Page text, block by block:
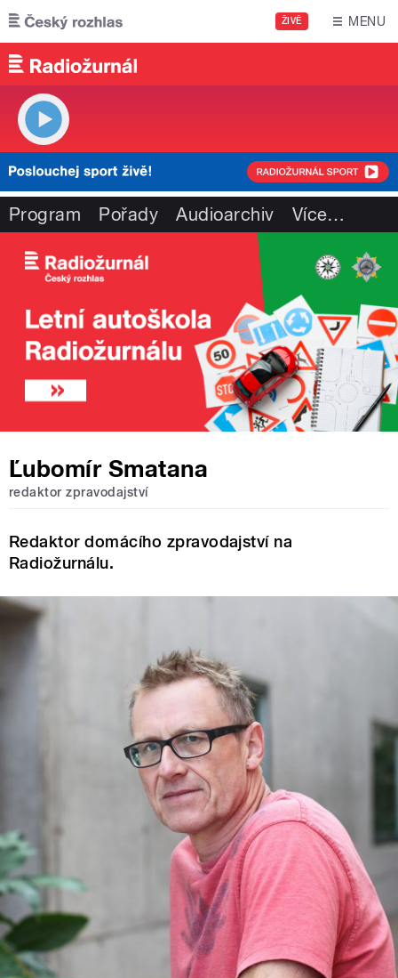
Přejít k hlavnímu obsahu
ŽIVĚ MENU
Program Pořady Audioarchiv Více…
Ľubomír Smatana
redaktor zpravodajství
Redaktor domácího zpravodajství na
Radiožurnálu.